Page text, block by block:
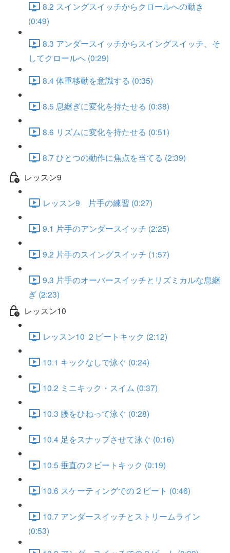
8.2 スイングスイッチからクロールへの動き
(0:49)
8.3 アンダースイッチからスイングスイッチ、そ
してクロールへ (0:29)
8.4 体重移動を意識する (0:35)
8.5 息継ぎに変化を持たせる (0:38)
8.6 リズムに変化を持たせる (0:51)
8.7 ひとつの動作に焦点を当てる (2:39)
レッスン9
レッスン9 片手の練習 (0:27)
9.1 片手のアンダースイッチ (2:25)
9.2 片手のスイングスイッチ (1:57)
9.3 片手のオーバースイッチとリズミカルな息継
ぎ (2:23)
レッスン10
レッスン10 ２ビートキック (2:12)
10.1 キックなしで泳ぐ (0:24)
10.2 ミニキック・スイム (0:37)
10.3 腰をひねって泳ぐ (0:28)
10.4 足をスナップさせて泳ぐ (0:16)
10.5 垂直の２ビートキック (0:19)
10.6 スケーティングでの２ビート (0:46)
10.7 アンダースイッチとストリームライン
(0:53)